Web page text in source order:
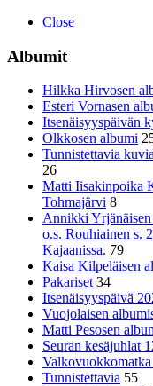
Close
Albumit
Hilkka Hirvosen
Esteri Vornasen
Itsenäisyyspäivän
Olkkosen albumi
Tunnistettavia
26
Matti Iisakinpoika
Tohmajärvi 8
Annikki
o.s. Rouhiainen s.
Kajaanissa. 79
Kaisa Kilpeläisen
Pakariset 34
Itsenäisyyspäivä
Vuojolaisen
Matti Pesosen
Seuran kesäjuhlat
Tunnistettavia 55